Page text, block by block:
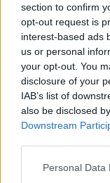
section to confirm
opt-out request is
interest-based ads
us or personal
your opt-out. You
disclosure of your
IAB’s list of
also be disclosed
Downstream
Please note that
Personal Data
ESIC invita
partecipare
domande e
info@esic.gg.
unostrumento